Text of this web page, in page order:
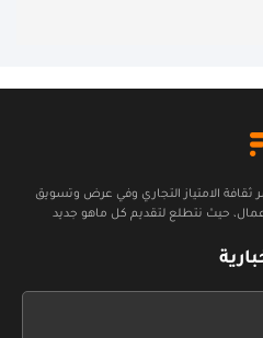
ثقافة الامتياز التجاري وفي عرض وتسويق
حيث نتطلع لتقديم كل ماهو جديد